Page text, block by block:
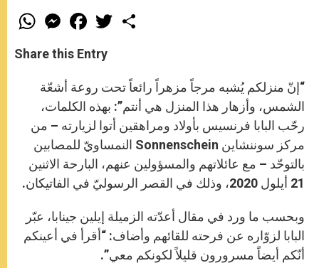
W
h
t
s
p
p
M
e
s
e
g
e
r
F
a
e
b
k
T
w
r
Share this Entry
“إنّ منزلكم يُشبه مرجاً مزهراً رائعاً تحت روعة أشعّة
الشمس، وأزهار هذا المنزل هي أنتم”: بهذه الكلمات،
رحّب البابا فرنسيس بأولاد ومراهقين أتوا لزيارته – من
مركز سوننشاين Sonnenschein النمساويّ للمصابين
بالتوحّد – مع عائلاتهم والمسؤولين عنهم، البارحة الاثنين
21 أيلول 2020، وذلك في القصر الرسوليّ في الفاتيكان.
وبحسب ما ورد في مقال أعدّته الزميلة إيلين جينابا، عبّر
البابا لزوّاره عن فرحته للقائهم وأضاف: “أقرأ في أعينكم
أنّكم أيضاً مسرورون قليلاً لكونكم معي”.